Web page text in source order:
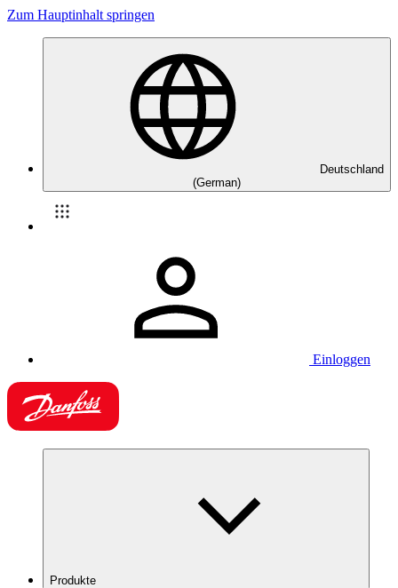
Zum Hauptinhalt springen
Deutschland
(German)
Einloggen
Produkte